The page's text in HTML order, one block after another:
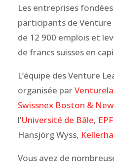
Les entreprises
participants de
de 12 900 emplois et
de francs suisses en
L’équipe des Venture
organisée par
Swissnex Boston &
l’Université de Bâle,
Hansjörg Wyss,
Vous avez de